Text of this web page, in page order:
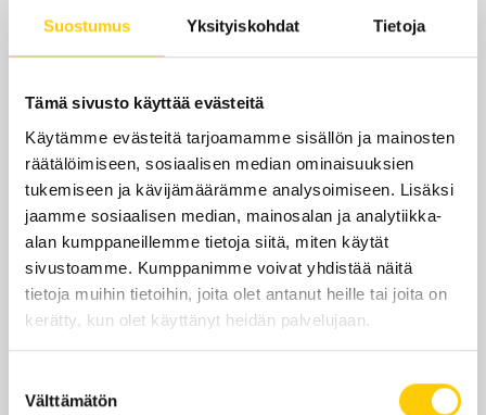
Suostumus Yksityiskohdat Tietoja
Tämä sivusto käyttää evästeitä
Käytämme evästeitä tarjoamamme sisällön ja mainosten
räätälöimiseen, sosiaalisen median ominaisuuksien
tukemiseen ja kävijämäärämme analysoimiseen. Lisäksi
jaamme sosiaalisen median, mainosalan ja analytiikka-
alan kumppaneillemme tietoja siitä, miten käytät
sivustoamme. Kumppanimme voivat yhdistää näitä
tietoja muihin tietoihin, joita olet antanut heille tai joita on
kerätty, kun olet käyttänyt heidän palvelujaan.
valinta
Välttämätön
su
11–19
Yhteystiedot
Itsudemo.fi/kempele
zeppelin@itsudemo.fi
+358 447600108
LOUNASLISTA